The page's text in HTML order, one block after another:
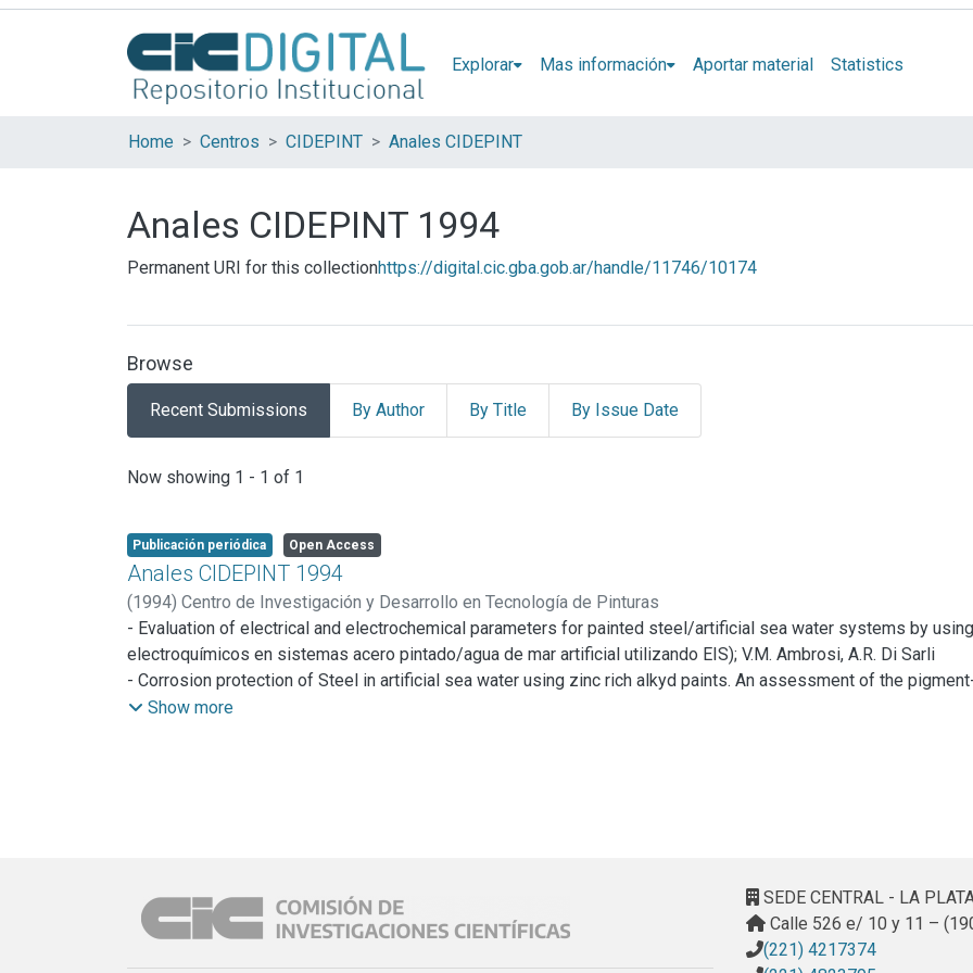
Explorar Mas información Aportar material Statistics
Home Centros CIDEPINT Anales CIDEPINT
Anales CIDEPINT 1994
Permanent URI for this collectionhttps://digital.cic.gba.gob.ar/handle/11746/10174
Browse
Recent Submissions By Author By Title By Issue Date
Recent Submissions
Now showing 1 - 1 of 1
Publicación periódica Open Access
Anales CIDEPINT 1994
(1994) Centro de Investigación y Desarrollo en Tecnología de Pinturas
- Evaluation of electrical and electrochemical parameters for painted steel/artificial sea water systems by
electroquímicos en sistemas acero pintado/agua de mar artificial utilizando EIS); V.M. Ambrosi, A.R. Di Sarli
- Corrosion protection of Steel in artificial sea water using zinc rich alkyd paints. An assessment of the
contra la corrosión en agua de mar artificial por medio de pinturas alquídicas ricas en zinc. Evaluación del efecto
- Early stages of bacterial biofilm and cathodic protection interactions in marine environments (Interacciones
y la protección catódica en medio marino), HA. Videla, S.G. Gómez de Saravia, M.F. E. de Mele
Effect of microbial contamination of cutting oil emulsions (Efectos de la contaminación microbiana de
P.S. Guiamet, S.G. Gómez de Saravia, M.FE. de Mele, HA. Videla
Show more
SEDE CENTRAL - LA
Calle 526 e/ 10 y 11 –
(221) 4217374